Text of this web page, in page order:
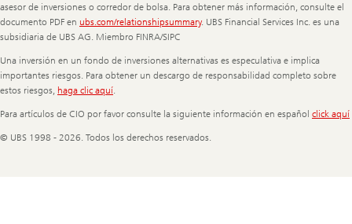
asesor de inversiones o corredor de bolsa. Para obtener más información, consulte el
documento PDF en ubs.com/relationshipsummary. UBS Financial Services Inc. es una
subsidiaria de UBS AG. Miembro FINRA/SIPC
Una inversión en un fondo de inversiones alternativas es especulativa e implica
importantes riesgos. Para obtener un descargo de responsabilidad completo sobre
estos riesgos, haga clic aquí.
Para artículos de CIO por favor consulte la siguiente información en español click aquí
© UBS 1998 - 2026. Todos los derechos reservados.